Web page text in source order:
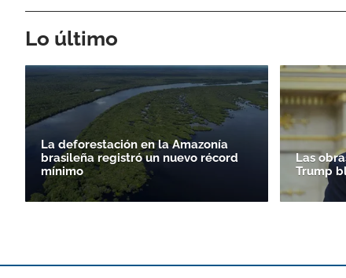
Lo último
La deforestación en la Amazonía
brasileña registró un nuevo récord
mínimo
Las
Trump